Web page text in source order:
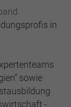
in
sowie
-
Betreiber
ein Benutzer
Von Google